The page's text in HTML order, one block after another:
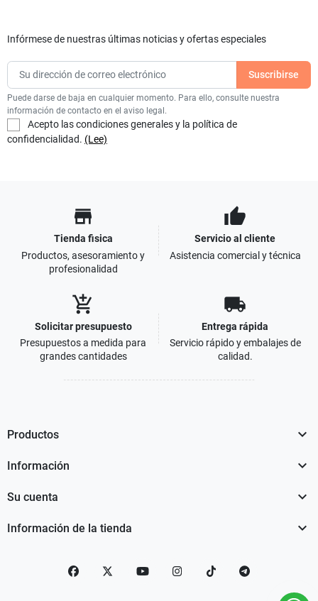
Infórmese de nuestras últimas noticias y ofertas especiales
Puede darse de baja en cualquier momento. Para ello, consulte nuestra
información de contacto en el aviso legal.
Acepto las condiciones generales y la política de
confidencialidad. (Lee)
store
Tienda fisica
Productos, asesoramiento y
profesionalidad
thumb_up
Servicio al cliente
Asistencia comercial y técnica
add_shopping_cart
Solicitar presupuesto
Presupuestos a medida para
grandes cantidades
local_shipping
Entrega rápida
Servicio rápido y embalajes de
calidad.
Productos 
Información 
Su cuenta 
Información de la tienda 